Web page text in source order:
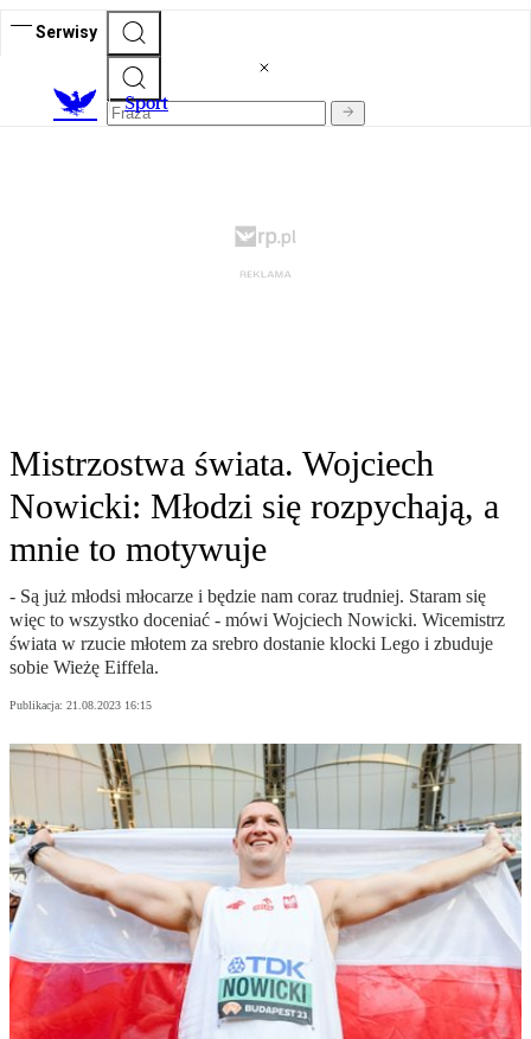
Serwisy
Sport
Mistrzostwa świata. Wojciech
Nowicki: Młodzi się rozpychają, a
mnie to motywuje
- Są już młodsi młocarze i będzie nam coraz trudniej. Staram się
więc to wszystko doceniać - mówi Wojciech Nowicki. Wicemistrz
świata w rzucie młotem za srebro dostanie klocki Lego i zbuduje
sobie Wieżę Eiffela.
Publikacja: 21.08.2023 16:15